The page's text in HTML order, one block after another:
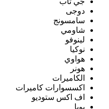
دوجى
سامسونج
شاومي
لينوفو
نوكيا
هواوي
هونر
الكاميرات
اكسسوارات كاميرات
اف اكس ستوديو
بويا